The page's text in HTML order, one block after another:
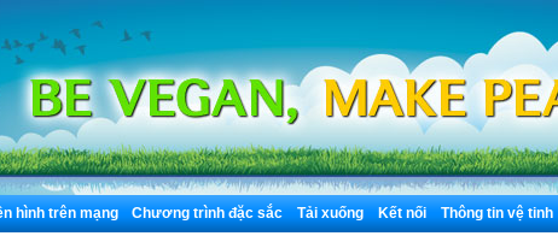
hình trên mạng Chương trình đặc sắc Tải xuống Kết nối Thông tin vệ tinh